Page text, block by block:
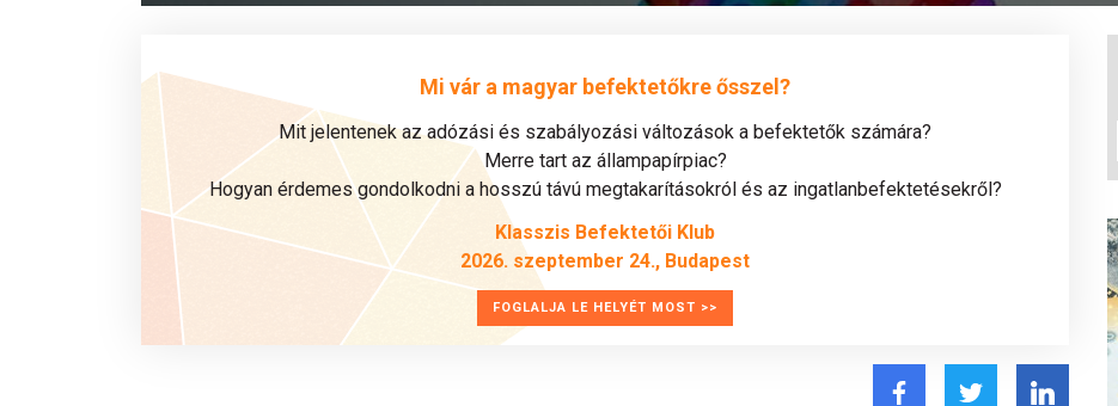
Mi vár a magyar befektetőkre ősszel?
Mit jelentenek az adózási és szabályozási változások a befektetők számára?
Merre tart az állampapírpiac?
Hogyan érdemes gondolkodni a hosszú távú megtakarításokról és az ingatlanbefektetésekről?
Klasszis Befektetői Klub
2026. szeptember 24., Budapest
FOGLALJA LE HELYÉT MOST >>